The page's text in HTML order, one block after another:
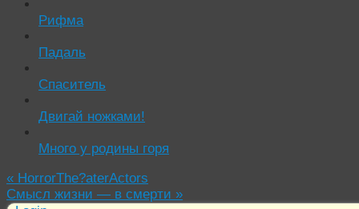
Рифма
Падаль
Спаситель
Двигай ножками!
Много у родины горя
« HorrorThe?aterActors
Смысл жизни — в смерти »